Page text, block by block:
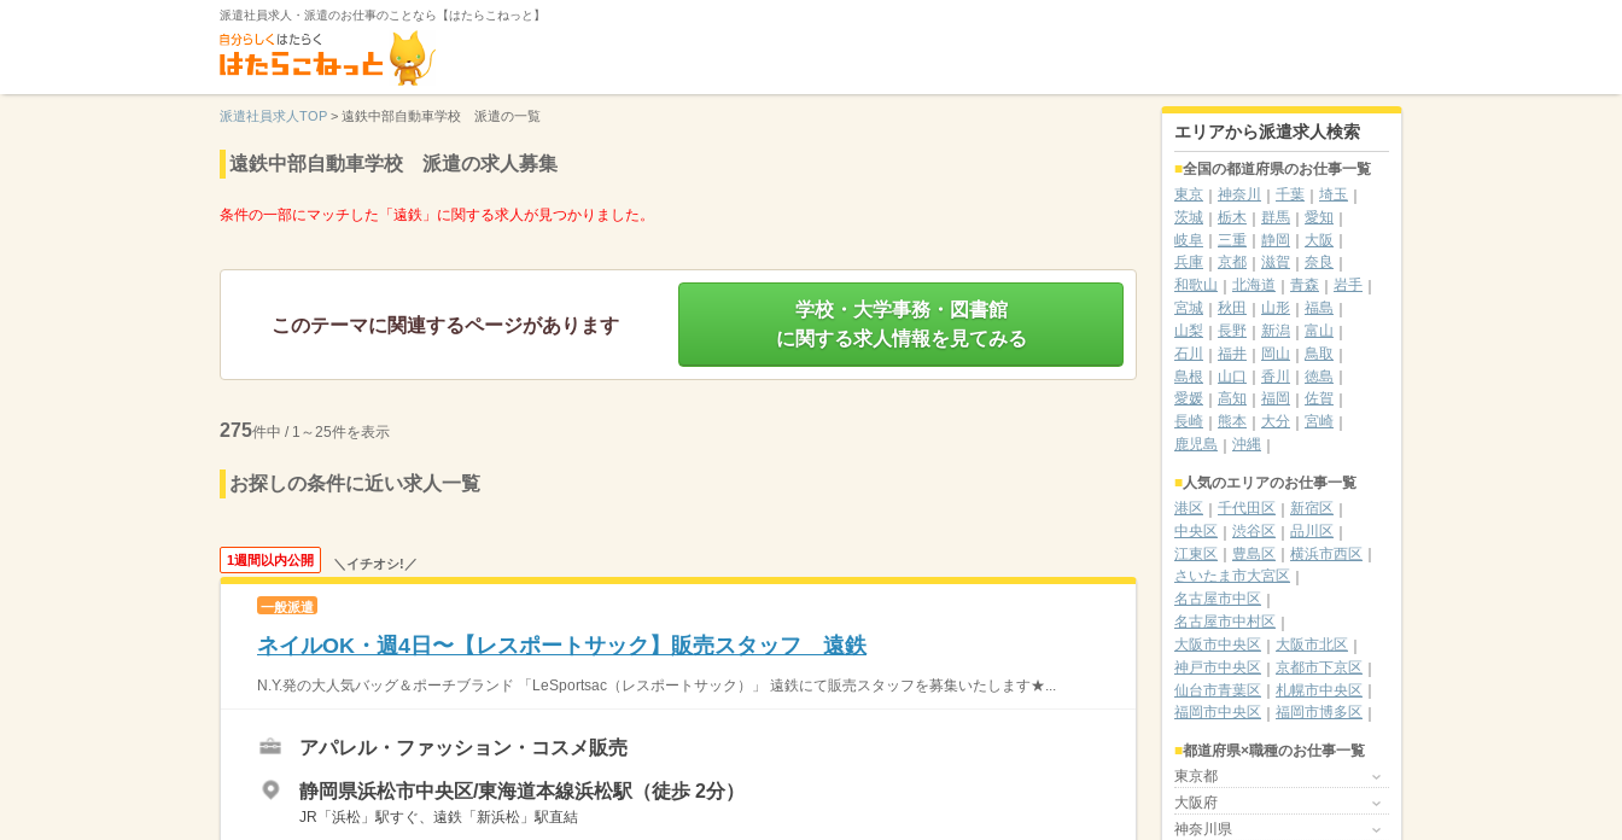
派遣社員求人・派遣のお仕事のことなら【はたらこねっと】
派遣社員求人TOP > 遠鉄中部自動車学校 派遣の一覧
遠鉄中部自動車学校 派遣の求人募集
条件の一部にマッチした「遠鉄」に関する求人が見つかりました。
このテーマに関連するページがあります
学校・大学事務・図書館
に関する求人情報を見てみる
275件中 / 1～25件を表示
お探しの条件に近い求人一覧
1週間以内公開 ＼イチオシ!／
一般派遣
ネイルOK・週4日〜【レスポートサック】販売スタッフ 遠鉄
N.Y.発の大人気バッグ＆ポーチブランド 「LeSportsac（レスポートサック）」 遠鉄にて販売スタッフを募集いたします★...
アパレル・ファッション・コスメ販売
静岡県浜松市中央区/東海道本線浜松駅（徒歩 2分）
JR「浜松」駅すぐ、遠鉄「新浜松」駅直結
エリアから派遣求人検索
全国の都道府県のお仕事一覧
東京
神奈川 千葉
埼玉
茨城
栃木 群馬
愛知
岐阜
三重 静岡
大阪
兵庫
京都 滋賀
奈良
和歌山
北海道 青森
岩手
宮城
秋田 山形
福島
山梨
長野 新潟
富山
石川
福井 岡山
鳥取
島根
山口 香川
徳島
愛媛
高知 福岡
佐賀
長崎
熊本 大分
宮崎
鹿児島
沖縄
人気のエリアのお仕事一覧
港区
千代田区
新宿区
中央区
渋谷区
品川区
江東区
豊島区
横浜市西区
さいたま市大宮区
名古屋市中区
名古屋市中村区
大阪市中央区
大阪市北区
神戸市中央区
京都市下京区
仙台市青葉区
札幌市中央区
福岡市中央区
福岡市博多区
都道府県×職種のお仕事一覧
東京都
大阪府
神奈川県